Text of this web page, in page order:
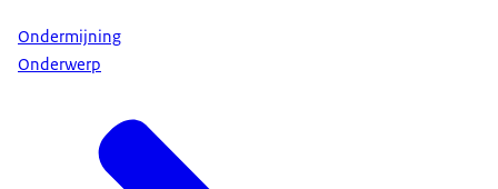
Ondermijning
Onderwerp